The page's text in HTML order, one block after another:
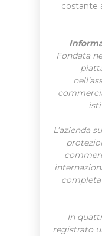
costante
Fondata
L’azienda
In
registrato